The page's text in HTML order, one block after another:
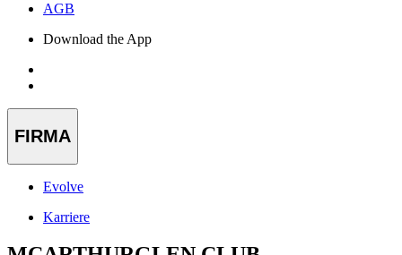
AGB
Download the App
FIRMA
Evolve
Karriere